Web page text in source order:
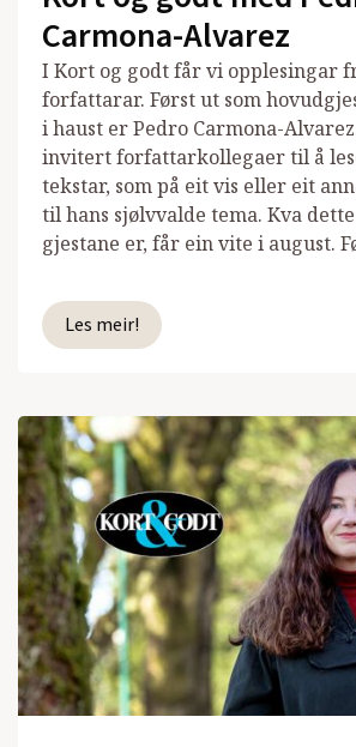
Carmona-Alvarez
I Kort og godt får vi opplesingar
forfattarar. Først ut som
i haust er Pedro Carmona-
invitert forfattarkollegaer til å
tekstar, som på eit vis eller eit
til hans sjølvvalde tema. Kva
gjestane er, får ein vite i august.
Les meir!